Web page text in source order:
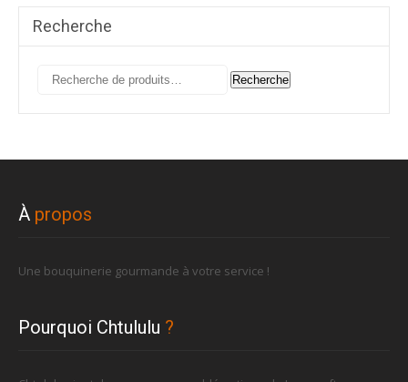
Recherche
Recherche
Recherche
À propos
Une bouquinerie gourmande à votre service !
Pourquoi Chtululu ?